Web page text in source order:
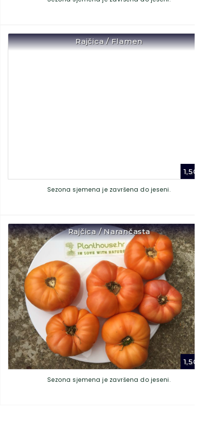
Rajčica / Flamen
1,50
Sezona sjemena je završena do jeseni.
Rajčica / Narančasta
1,50
Sezona sjemena je završena do jeseni.